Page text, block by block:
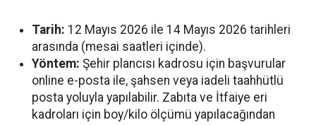
Tarih: 12 Mayıs 2026 ile 14 Mayıs 2026 tarihleri
arasında (mesai saatleri içinde).
Yöntem: Şehir plancısı kadrosu için başvurular
online e-posta ile, şahsen veya iadeli taahhütlü
posta yoluyla yapılabilir. Zabıta ve İtfaiye eri
kadroları için boy/kilo ölçümü yapılacağından